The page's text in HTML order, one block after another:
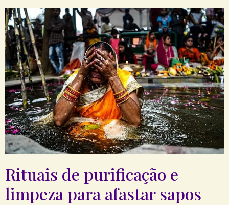
Rituais de purificação e
limpeza para afastar sapos